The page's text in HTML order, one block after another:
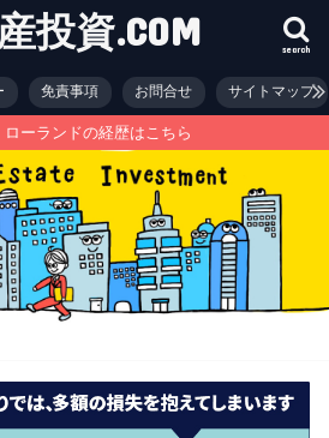
投資.COM search
免責事項 お問合せ サイトマップ
ローランドの経歴はこちら